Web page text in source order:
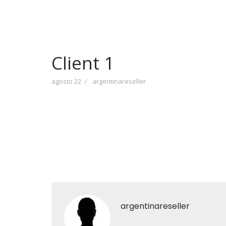
Client 1
agosto 22 argentinareseller
argentinareseller